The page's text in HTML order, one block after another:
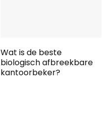
Wat is de beste
biologisch afbreekbare
kantoorbeker?